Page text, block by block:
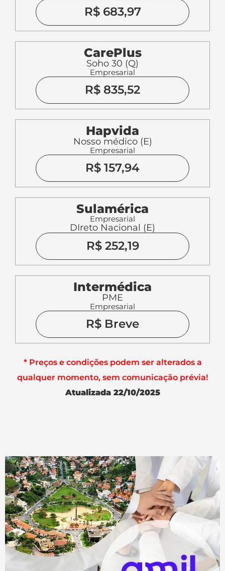
R$ 683,97
CarePlus
Soho 30 (Q)
Empresarial
R$ 835,52
Hapvida
Nosso médico (E)
Empresarial
R$ 157,94
Sulamérica
Empresarial
DIreto Nacional (E)
R$ 252,19
Intermédica
PME
Empresarial
R$ Breve
* Preços e condições podem ser alterados a
qualquer momento, sem comunicação prévia!
Atualizada 22/10/2025